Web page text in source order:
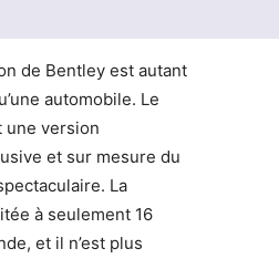
de Bentley est autant
automobile. Le
une version
et sur mesure du
La
à seulement 16
et il n’est plus